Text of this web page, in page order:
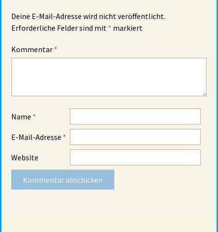
Deine E-Mail-Adresse wird nicht veröffentlicht.
Erforderliche Felder sind mit * markiert
Kommentar *
Name *
E-Mail-Adresse *
Website